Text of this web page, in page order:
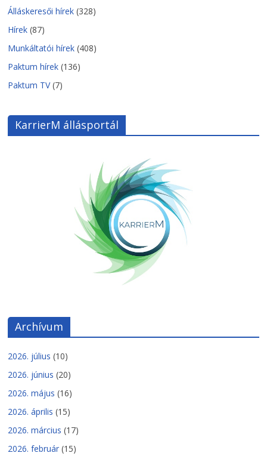
Álláskeresői hírek (328)
Hírek (87)
Munkáltatói hírek (408)
Paktum hírek (136)
Paktum TV(7)
KarrierM állásportál
Archívum
2026. július (10)
2026. június (20)
2026. május (16)
2026. április (15)
2026. március (17)
2026. február (15)